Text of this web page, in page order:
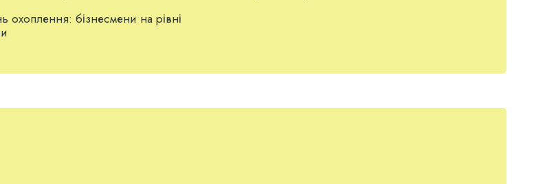
охоплення: бізнесмени на рівні